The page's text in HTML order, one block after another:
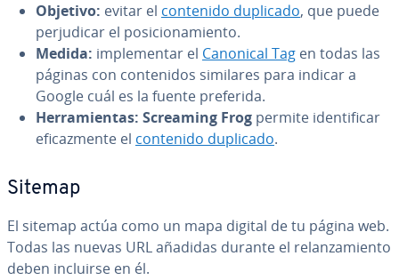
Objetivo: evitar el contenido duplicado, que puede
pe­r­ju­di­car el po­si­cio­na­mie­n­to.
Medida: im­ple­me­n­tar el Canonical Tag en todas las
páginas con co­n­te­ni­dos similares para indicar a
Google cuál es la fuente preferida.
He­rra­mie­n­tas: Screaming Frog permite ide­n­ti­fi­car
efi­ca­z­me­n­te el contenido duplicado.
Sitemap
El sitemap actúa como un mapa digital de tu página web.
Todas las nuevas URL añadidas durante el re­la­n­za­mie­n­to
deben incluirse en él.